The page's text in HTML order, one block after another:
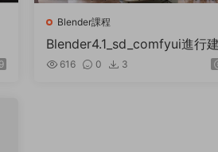
9
Blender課程
Blender4.1_sd_comfyui進行
可視化
616 0 3